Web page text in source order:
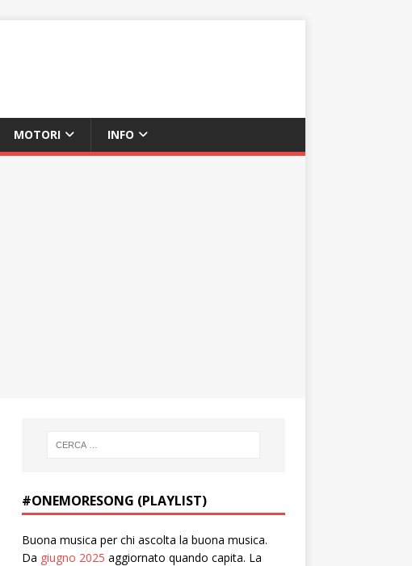
MOTORI INFO
#ONEMORESONG (PLAYLIST)
Buona musica per chi ascolta la buona musica.
Da giugno 2025 aggiornato quando capita. La